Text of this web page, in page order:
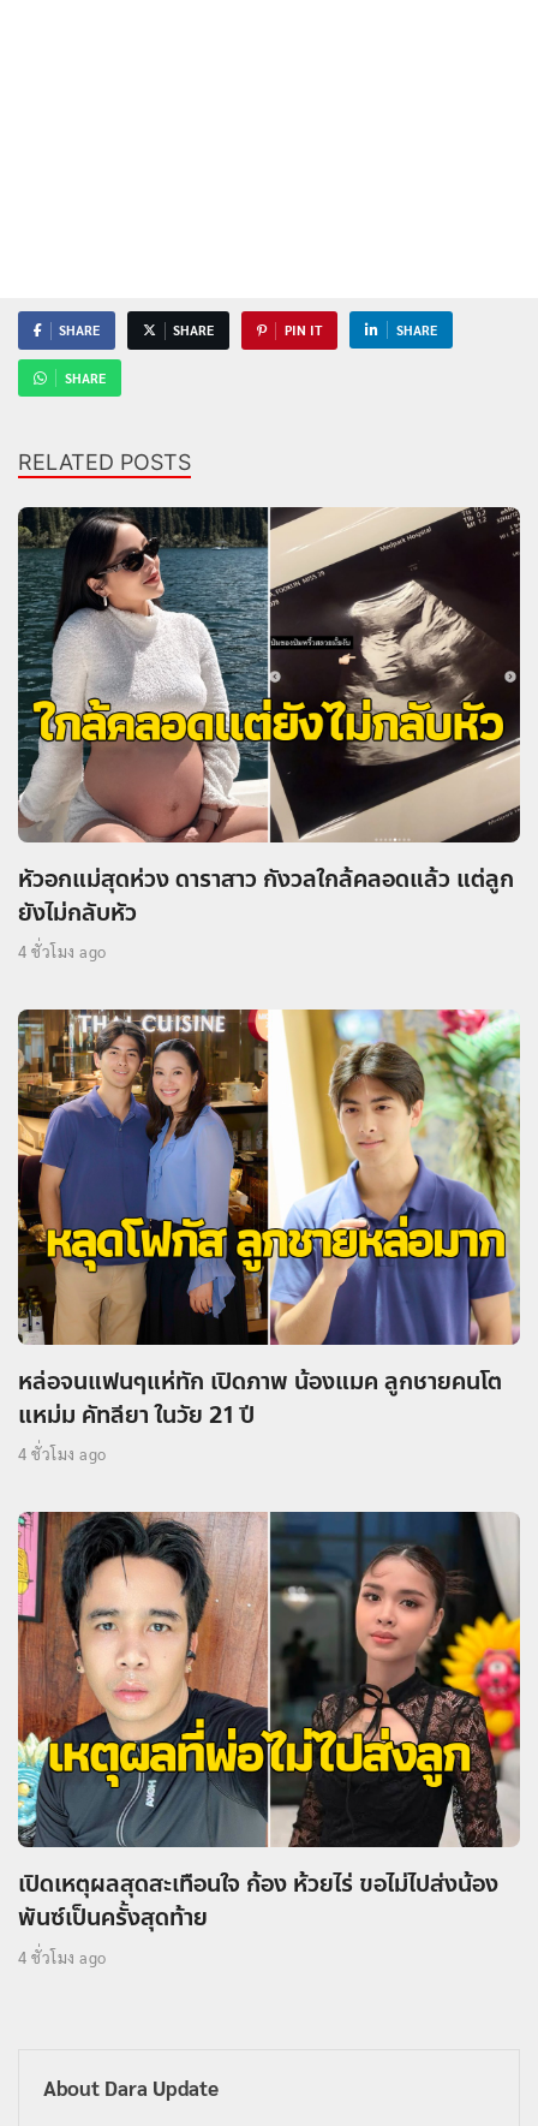
SHARE SHARE PIN IT SHARE
SHARE
RELATED POSTS
หัวอกแม่สุดห่วง ดาราสาว กังวลใกล้คลอดแล้ว แต่ลูก
ยังไม่กลับหัว
4 ชั่วโมง ago
หล่อจนแฟนๆแห่ทัก เปิดภาพ น้องแมค ลูกชายคนโต
แหม่ม คัทลียา ในวัย 21 ปี
4 ชั่วโมง ago
เปิดเหตุผลสุดสะเทือนใจ ก้อง ห้วยไร่ ขอไม่ไปส่งน้อง
พันซ์เป็นครั้งสุดท้าย
4 ชั่วโมง ago
About Dara Update